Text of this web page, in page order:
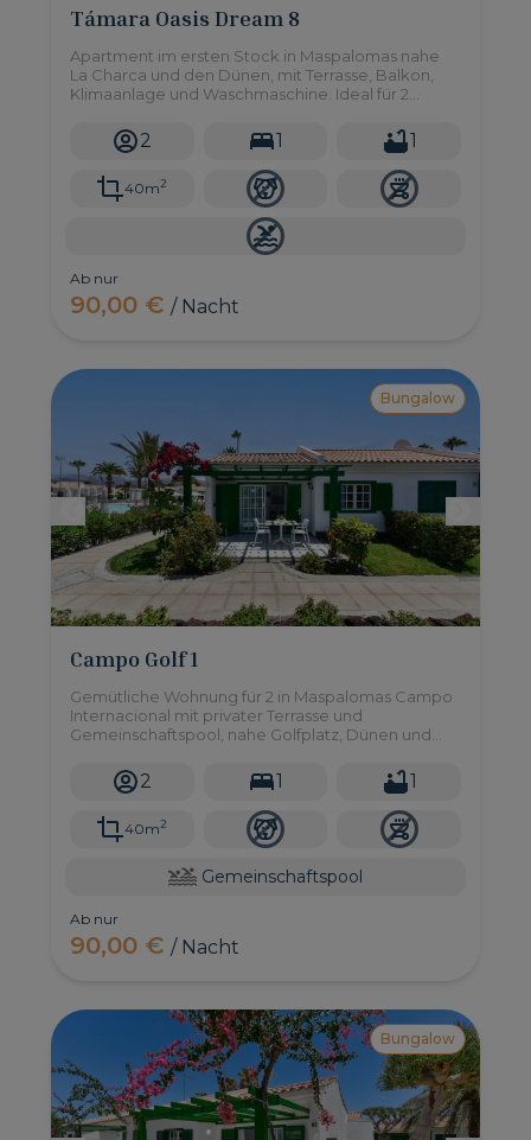
Támara Oasis Dream 8
Apartment im ersten Stock in Maspalomas nahe
La Charca und den Dünen, mit Terrasse, Balkon,
Klimaanlage und Waschmaschine. Ideal für 2
2 1 1
40m2
Ab nur
90,00 €/ Nacht
Bungalow
Campo Golf 1
Gemütliche Wohnung für 2 in Maspalomas Campo
Internacional mit privater Terrasse und
Gemeinschaftspool, nahe Golfplatz, Dünen und
2 1 1
40m2
Gemeinschaftspool
Ab nur
90,00 €/ Nacht
Bungalow